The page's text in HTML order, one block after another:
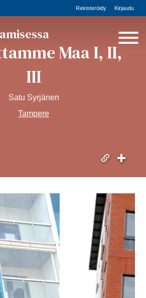
Rekisteröidy Kirjaudu
Maa I, II,
III
Satu Syrjänen
Tampere